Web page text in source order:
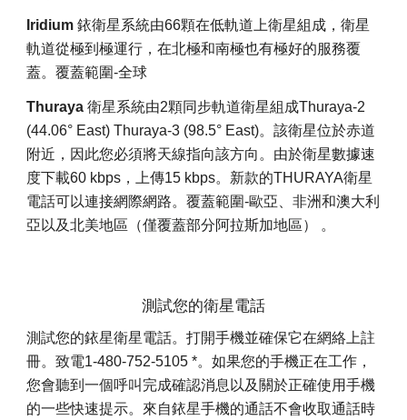
Iridium 銥衛星系統由66顆在低軌道上衛星組成，衛星
軌道從極到極運行，在北極和南極也有極好的服務覆
蓋。覆蓋範圍-全球
Thuraya 衛星系統由2顆同步軌道衛星組成Thuraya-2
(44.06° East) Thuraya-3 (98.5° East)。該衛星位於赤道
附近，因此您必須將天線指向該方向。由於衛星數據速
度下載60 kbps，上傳15 kbps。新款的THURAYA衛星
電話可以連接網際網路。覆蓋範圍-歐亞、非洲和澳大利
亞以及北美地區 （僅覆蓋部分阿拉斯加地區） 。
測試您的衛星電話
測試您的銥星衛星電話。打開手機並確保它在網絡上註
冊。致電1-480-752-5105 *。如果您的手機正在工作，
您會聽到一個呼叫完成確認消息以及關於正確使用手機
的一些快速提示。來自銥星手機的通話不會收取通話時